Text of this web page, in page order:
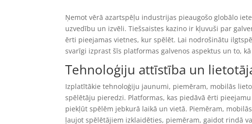
Ņemot vērā azartspēļu industrijas pieaugošo globālo
uzvedību un izvēli. Tiešsaistes kazino ir kļuvuši par
ērti pieejamas vietnes, kur spēlēt. Lai nodrošinātu
svarīgi izprast šīs platformas galvenos aspektus un to,
Tehnoloģiju attīstība un
Izplatītākie tehnoloģiju jaunumi, piemēram, mobilās
spēlētāju pieredzi. Platformas, kas piedāvā ērti
piekļūt spēlēm jebkurā laikā un vietā. Piemēram,
ļaujot spēlētājiem izklaidēties, piemēram, gaidot rindā